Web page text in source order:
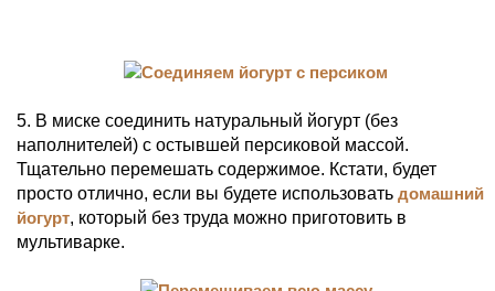
5. В миске соединить натуральный йогурт (без
наполнителей) с остывшей персиковой массой.
Тщательно перемешать содержимое. Кстати, будет
просто отлично, если вы будете использовать домашний
йогурт, который без труда можно приготовить в
мультиварке.